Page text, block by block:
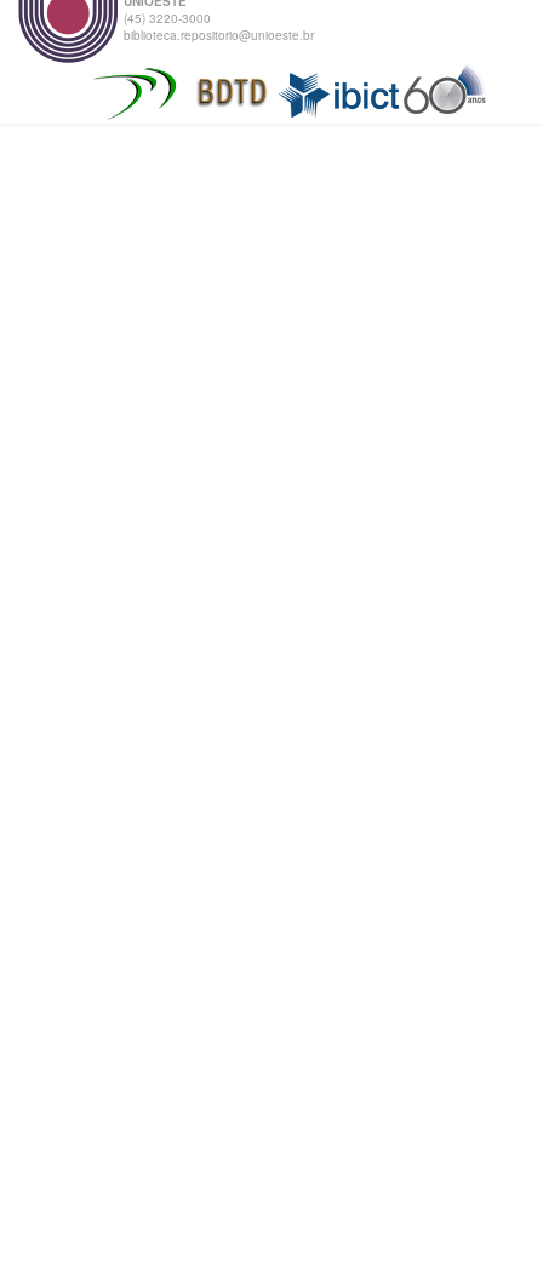
(45) 3220-3000
biblioteca.repositorio@unioeste.br